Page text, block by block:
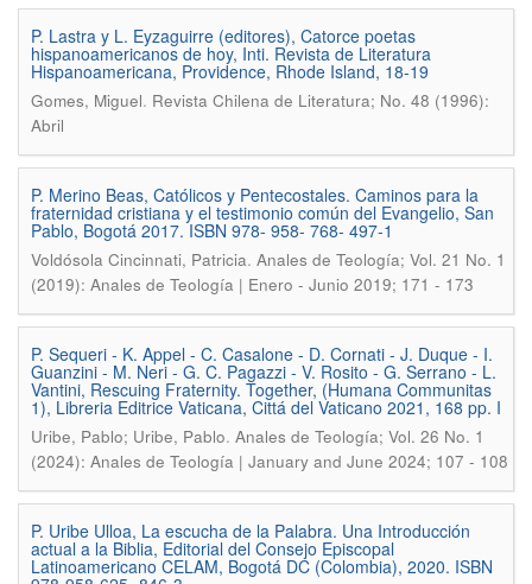
P. Lastra y L. Eyzaguirre (editores), Catorce poetas
hispanoamericanos de hoy, Inti. Revista de Literatura
Hispanoamericana, Providence, Rhode Island, 18-19
Gomes, Miguel. Revista Chilena de Literatura; No. 48 (1996):
Abril
P. Merino Beas, Católicos y Pentecostales. Caminos para la
fraternidad cristiana y el testimonio común del Evangelio, San
Pablo, Bogotá 2017. ISBN 978- 958- 768- 497-1
Voldósola Cincinnati, Patricia. Anales de Teología; Vol. 21 No. 1
(2019): Anales de Teología | Enero - Junio 2019; 171 - 173
P. Sequeri - K. Appel - C. Casalone - D. Cornati - J. Duque - I.
Guanzini - M. Neri - G. C. Pagazzi - V. Rosito - G. Serrano - L.
Vantini, Rescuing Fraternity. Together, (Humana Communitas
1), Libreria Editrice Vaticana, Cittá del Vaticano 2021, 168 pp. I
Uribe, Pablo; Uribe, Pablo. Anales de Teología; Vol. 26 No. 1
(2024): Anales de Teología | January and June 2024; 107 - 108
P. Uribe Ulloa, La escucha de la Palabra. Una Introducción
actual a la Biblia, Editorial del Consejo Episcopal
Latinoamericano CELAM, Bogotá DC (Colombia), 2020. ISBN